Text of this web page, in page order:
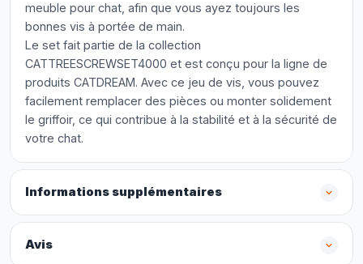
meuble pour chat, afin que vous ayez toujours les
bonnes vis à portée de main.
Le set fait partie de la collection
CATTREESCREWSET4000 et est conçu pour la ligne de
produits CATDREAM. Avec ce jeu de vis, vous pouvez
facilement remplacer des pièces ou monter solidement
le griffoir, ce qui contribue à la stabilité et à la sécurité de
votre chat.
Informations supplémentaires
Avis